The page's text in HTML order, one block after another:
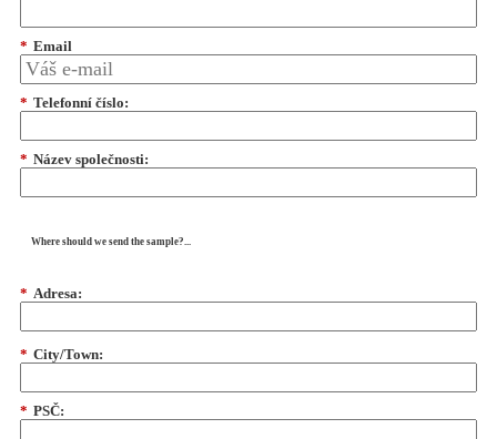
* Email
* Telefonní číslo:
* Název společnosti:
Where should we send the sample?...
* Adresa:
* City/Town:
* PSČ: